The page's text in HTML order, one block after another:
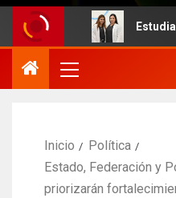
Estudiantes de
Inicio
Política
Estado, Federación y
priorizarán